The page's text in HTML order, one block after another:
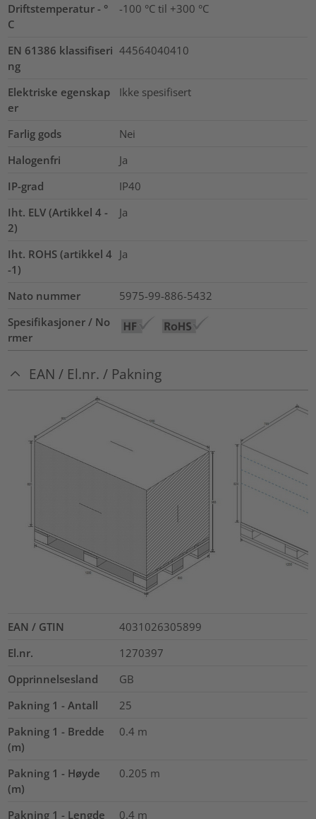
Driftstemperatur - °
C
-100 °C til +300 °C
EN 61386 klassifiseri
ng
44564040410
Elektriske egenskap
er
Ikke spesifisert
Farlig gods
Nei
Halogenfri
Ja
IP-grad
IP40
Iht. ELV (Artikkel 4 -
2)
Ja
Iht. ROHS (artikkel 4
-1)
Ja
Nato nummer
5975-99-886-5432
Spesifikasjoner / No
rmer
EAN / El.nr. / Pakning
EAN / GTIN
4031026305899
El.nr.
1270397
Opprinnelsesland
GB
Pakning 1 - Antall
25
Pakning 1 - Bredde
(m)
0.4 m
Pakning 1 - Høyde
(m)
0.205 m
Pakning 1 - Lengde 0.4 m